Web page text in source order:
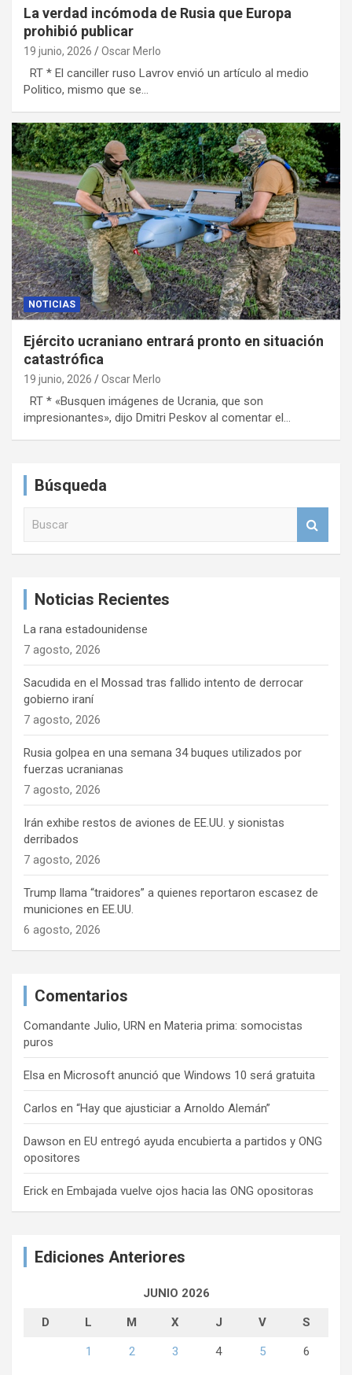
La verdad incómoda de Rusia que Europa
prohibió publicar
19 junio, 2026 Oscar Merlo
RT * El canciller ruso Lavrov envió un artículo al medio
Politico, mismo que se…
NOTICIAS
Ejército ucraniano entrará pronto en situación
catastrófica
19 junio, 2026 Oscar Merlo
RT * «Busquen imágenes de Ucrania, que son
impresionantes», dijo Dmitri Peskov al comentar el…
Búsqueda
Noticias Recientes
La rana estadounidense
7 agosto, 2026
Sacudida en el Mossad tras fallido intento de derrocar
gobierno iraní
7 agosto, 2026
Rusia golpea en una semana 34 buques utilizados por
fuerzas ucranianas
7 agosto, 2026
Irán exhibe restos de aviones de EE.UU. y sionistas
derribados
7 agosto, 2026
Trump llama “traidores” a quienes reportaron escasez de
municiones en EE.UU.
6 agosto, 2026
Comentarios
Comandante Julio, URN en Materia prima: somocistas
puros
Elsa en Microsoft anunció que Windows 10 será gratuita
Carlos en “Hay que ajusticiar a Arnoldo Alemán”
Dawson en EU entregó ayuda encubierta a partidos y ONG
opositores
Erick en Embajada vuelve ojos hacia las ONG opositoras
Ediciones Anteriores
JUNIO 2026
D L M X J V S
1 2 3 4 5 6